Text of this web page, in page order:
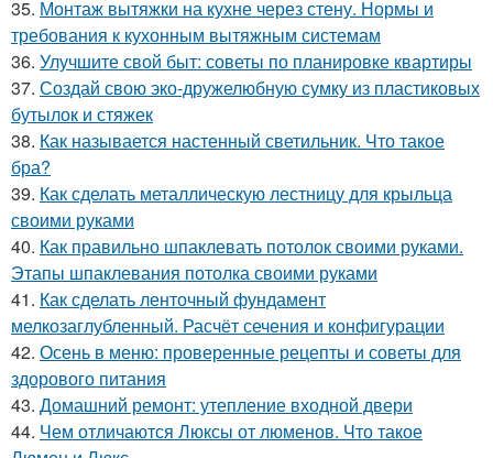
35. Монтаж вытяжки на кухне через стену. Нормы и
требования к кухонным вытяжным системам
36. Улучшите свой быт: советы по планировке квартиры
37. Создай свою эко-дружелюбную сумку из пластиковых
бутылок и стяжек
38. Как называется настенный светильник. Что такое
бра?
39. Как сделать металлическую лестницу для крыльца
своими руками
40. Как правильно шпаклевать потолок своими руками.
Этапы шпаклевания потолка своими руками
41. Как сделать ленточный фундамент
мелкозаглубленный. Расчёт сечения и конфигурации
42. Осень в меню: проверенные рецепты и советы для
здорового питания
43. Домашний ремонт: утепление входной двери
44. Чем отличаются Люксы от люменов. Что такое